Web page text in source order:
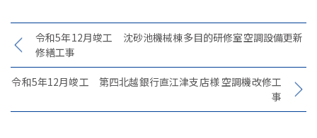
令和5年12月竣工 沈砂池機械棟多目的研修室空調設備更新
修繕工事
令和5年12月竣工 第四北越銀行直江津支店様 空調機改修工
事